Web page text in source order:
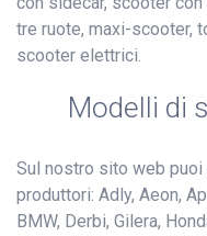
tre ruote, maxi-scooter,
scooter elettrici.
Modelli di
Sul nostro sito web
produttori: Adly, Aeon,
BMW, Derbi, Gilera,